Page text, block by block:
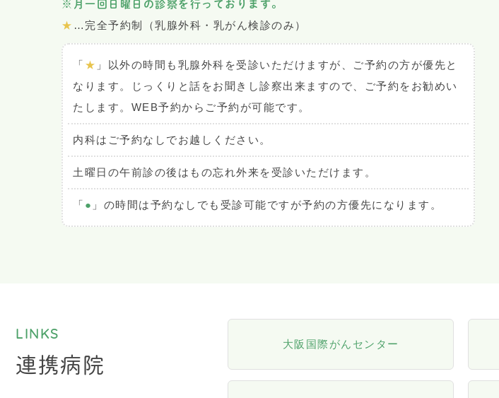
※月一回日曜日の診察を行っております。
★ …完全予約制（乳腺外科・乳がん検診のみ）
「 ★ 」以外の時間も乳腺外科を受診いただけますが、ご予約の方が優先と
なります。じっくりと話をお聞きし診察出来ますので、ご予約をお勧めい
たします。WEB予約からご予約が可能です。
内科はご予約なしでお越しください。
土曜日の午前診の後はもの忘れ外来を受診いただけます。
「 ● 」の時間は予約なしでも受診可能ですが予約の方優先になります。
LINKS
連携病院
大阪国際がんセンター